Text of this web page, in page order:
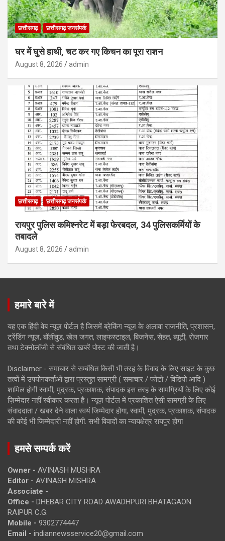
छत्तीसगढ़ छत्तीसगढ़ जनसंपर्क
घर में घुसे हाथी, चट कर गए किचन का पूरा राशन
August 8, 2026 admin
छत्तीसगढ़ छत्तीसगढ़ जनसंपर्क
रायपुर पुलिस कमिश्नरेट में बड़ा फेरबदल, 34 पुलिसकर्मियों के
तबादले
August 8, 2026 admin
हमारे बारे में
यह एक हिंदी वेब न्यूज़ पोर्टल है जिसमें ब्रेकिंग न्यूज़ के अलावा राजनीति, प्रशासन,
ट्रेंडिंग न्यूज, बॉलीवुड, खेल जगत, लाइफस्टाइल, बिजनेस, सेहत, ब्यूटी, रोजगार
तथा टेक्नोलॉजी से संबंधित खबरें पोस्ट की जाती है।
Disclaimer - समाचार से सम्बंधित किसी भी तरह के विवाद के लिए साइट के कुछ
तत्वों में उपयोगकर्ताओं द्वारा प्रस्तुत सामग्री ( समाचार / फोटो / विडियो आदि )
शामिल होगी स्वामी, मुद्रक, प्रकाशक, संपादक इस तरह के सामग्रियों के लिए कोई
ज़िम्मेदार नहीं स्वीकार करता है। न्यूज़ पोर्टल में प्रकाशित ऐसी सामग्री के लिए
संवाददाता / खबर देने वाला स्वयं जिम्मेदार होगा, स्वामी, मुद्रक, प्रकाशक, संपादक
की कोई भी जिम्मेदारी नहीं होगी. सभी विवादों का न्यायक्षेत्र रायपुर होगा
हमसे सम्पर्क करें
Owner - AVINASH MUSHRA
Editor - AVINASH MISHRA
Associate -
Office - DHEBAR CITY ROAD AWADHPURI BHATAGAON
RAIPUR C.G.
Mobile - 9302774447
Email - indiannewsservice20@gmail.com